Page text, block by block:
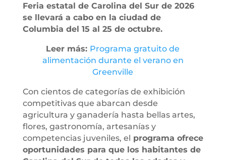
Feria estatal de Carolina del Sur de 2026
se llevará a cabo en la ciudad de
Columbia del 15 al 25 de octubre.
Leer más: Programa gratuito de
alimentación durante el verano en
Greenville
Con cientos de categorías de exhibición
competitivas que abarcan desde
agricultura y ganadería hasta bellas artes,
flores, gastronomía, artesanías y
competencias juveniles, el programa ofrece
oportunidades para que los habitantes de